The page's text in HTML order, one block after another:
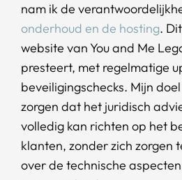
nam ik de
onderhoud en de hosting.
website van You and Me
presteert, met regelmatige
beveiligingschecks. Mijn
zorgen dat het juridisch
volledig kan richten op het
klanten, zonder zich zorgen
over de technische